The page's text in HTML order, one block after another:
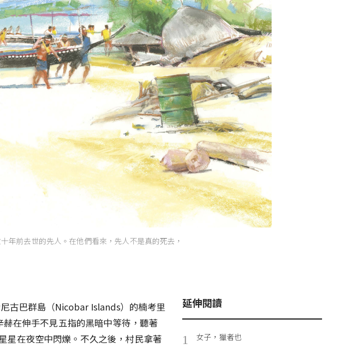
年前去世的先人。在他們看來，先人不是真的死去，
古巴群島（Nicobar Islands）的楠考里
在伸手不見五指的黑暗中等待，聽著
星在夜空中閃爍。不久之後，村民拿著
延伸閱讀
1 女子，獵者也